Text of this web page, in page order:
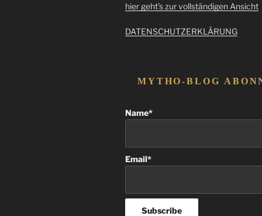
hier geht’s zur vollständigen Ansicht
DATENSCHUTZERKLÄRUNG
MYTHO-BLOG
Name*
Email*